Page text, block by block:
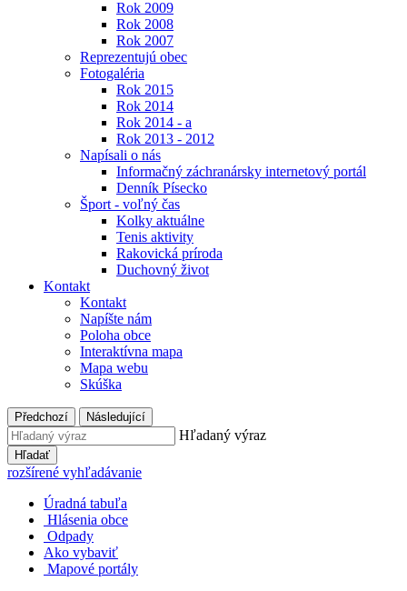
Rok 2009
Rok 2008
Rok 2007
Reprezentujú obec
Fotogaléria
Rok 2015
Rok 2014
Rok 2014 - a
Rok 2013 - 2012
Napísali o nás
Informačný záchranársky internetový portál
Denník Písecko
Šport - voľný čas
Kolky aktuálne
Tenis aktivity
Rakovická príroda
Duchovný život
Kontakt
Kontakt
Napíšte nám
Poloha obce
Interaktívna mapa
Mapa webu
Skúška
Předchozí Následující
Hľadaný výraz
Hľadať
rozšírené vyhľadávanie
Úradná tabuľa
Hlásenia obce
Odpady
Ako vybaviť
Mapové portály